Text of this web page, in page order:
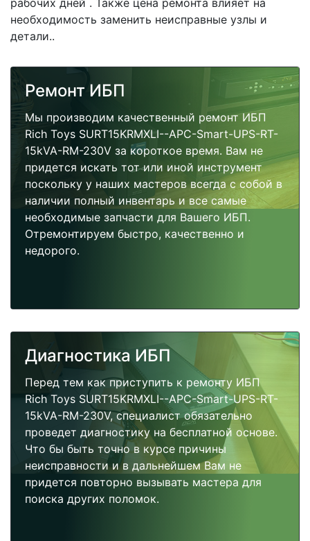
рабочих дней . Также цена ремонта влияет на
необходимость заменить неисправные узлы и
детали..
Ремонт ИБП
Мы производим качественный ремонт ИБП
Rich Toys SURT15KRMXLI--APC-Smart-UPS-RT-
15kVA-RM-230V за короткое время. Вам не
придется искать тот или иной инструмент
поскольку у наших мастеров всегда с собой в
наличии полный инвентарь и все самые
необходимые запчасти для Вашего ИБП.
Отремонтируем быстро, качественно и
недорого.
Диагностика ИБП
Перед тем как приступить к ремонту ИБП
Rich Toys SURT15KRMXLI--APC-Smart-UPS-RT-
15kVA-RM-230V, специалист обязательно
проведет диагностику на бесплатной основе.
Что бы быть точно в курсе причины
неисправности и в дальнейшем Вам не
придется повторно вызывать мастера для
поиска других поломок.